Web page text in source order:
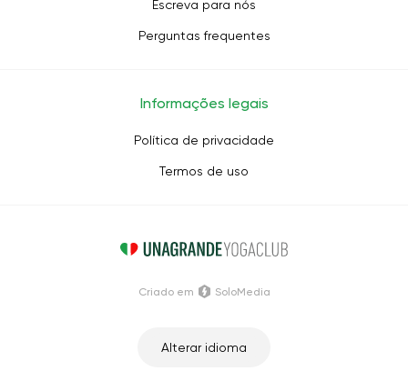
Escreva para nós
Perguntas frequentes
Informações legais
Política de privacidade
Termos de uso
Alterar idioma
Criado em SoloMedia